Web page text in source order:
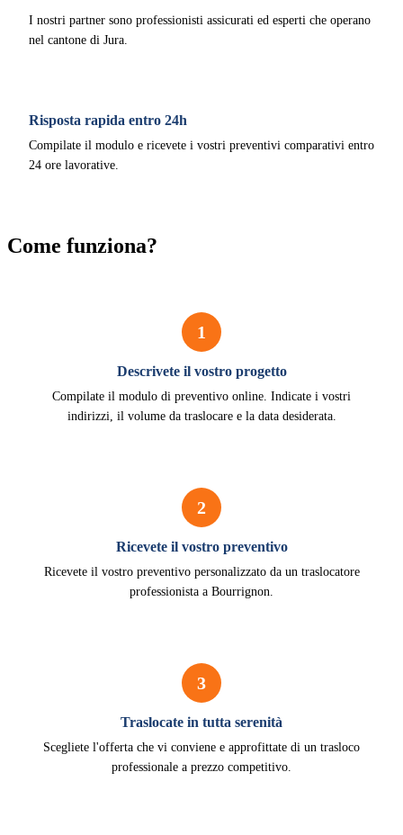
I nostri partner sono professionisti assicurati ed esperti che operano
nel cantone di Jura.
Risposta rapida entro 24h
Compilate il modulo e ricevete i vostri preventivi comparativi entro
24 ore lavorative.
Come funziona?
1
Descrivete il vostro progetto
Compilate il modulo di preventivo online. Indicate i vostri
indirizzi, il volume da traslocare e la data desiderata.
2
Ricevete il vostro preventivo
Ricevete il vostro preventivo personalizzato da un traslocatore
professionista a Bourrignon.
3
Traslocate in tutta serenità
Scegliete l'offerta che vi conviene e approfittate di un trasloco
professionale a prezzo competitivo.